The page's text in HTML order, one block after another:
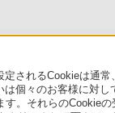
されるCookieは通常
個々のお客様に対し
。それらのCookieの